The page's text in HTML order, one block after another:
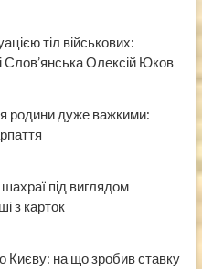
тіл військових:
Слов’янська Олексій Юков
родини дуже важкими:
під виглядом
з карток
Києву: на що зробив ставку